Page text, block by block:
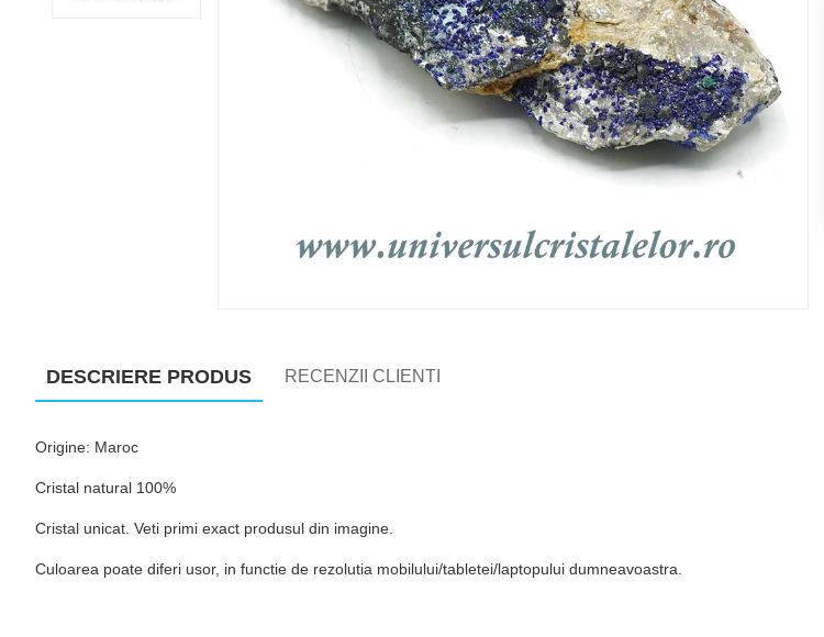
DESCRIERE PRODUS RECENZII CLIENTI
Origine: Maroc
Cristal natural 100%
Cristal unicat. Veti primi exact produsul din imagine.
Culoarea poate diferi usor, in functie de rezolutia mobilului/tabletei/laptopului dumneavoastra.